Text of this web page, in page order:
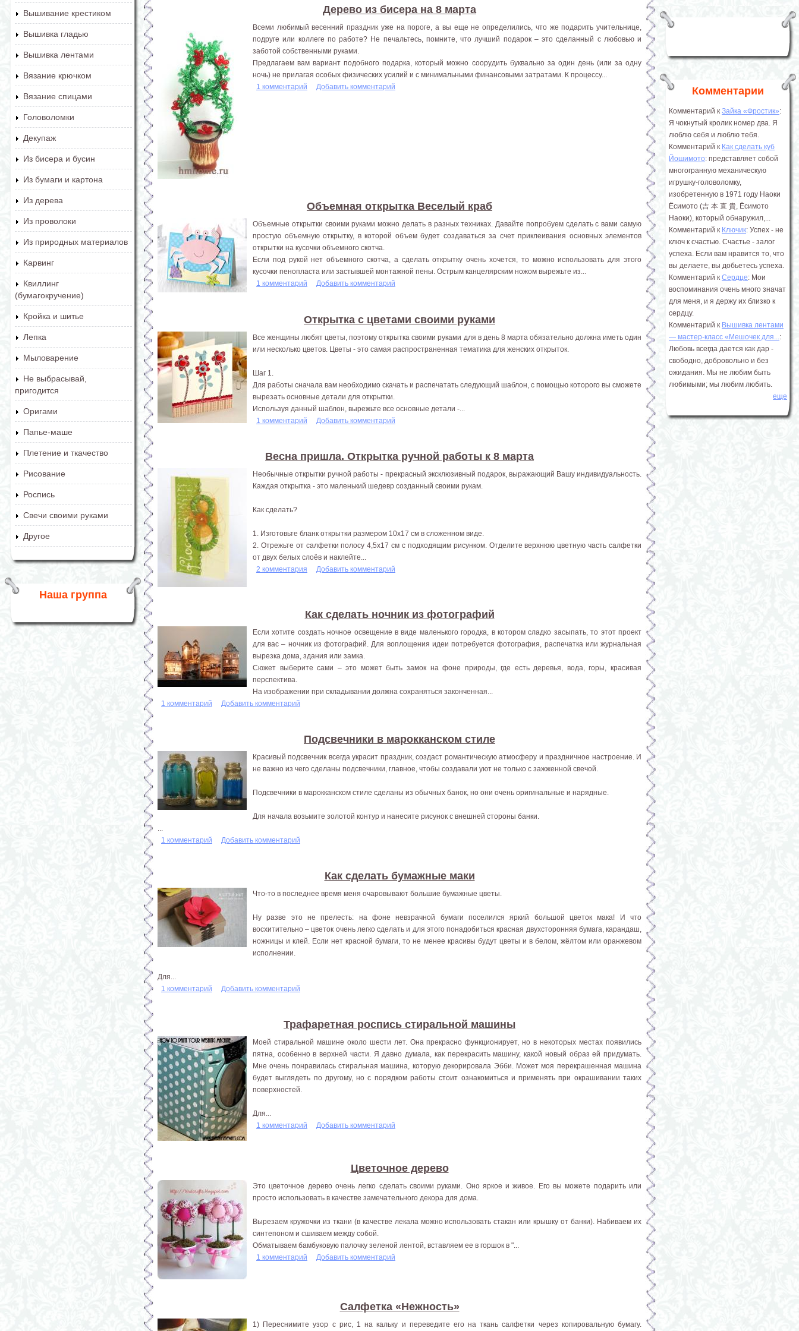
Вышивание крестиком
Вышивка гладью
Вышивка лентами
Вязание крючком
Вязание спицами
Головоломки
Декупаж
Из бисера и бусин
Из бумаги и картона
Из дерева
Из проволоки
Из природных материалов
Карвинг
Квиллинг
(бумагокручение)
Кройка и шитье
Лепка
Мыловарение
Не выбрасывай,
пригодится
Оригами
Папье-маше
Плетение и ткачество
Рисование
Роспись
Свечи своими руками
Другое
Наша группа
Дерево из бисера на 8 марта
Всеми любимый весенний праздник уже на пороге, а вы еще не определились, что же подарить учительнице,
подруге или коллеге по работе? Не печальтесь, помните, что лучший подарок – это сделанный с любовью и
заботой собственными руками.
Предлагаем вам вариант подобного подарка, который можно соорудить буквально за один день (или за одну
ночь) не прилагая особых физических усилий и с минимальными финансовыми затратами. К процессу...
1 комментарий
Добавить комментарий
Объемная открытка Веселый краб
Объемные открытки своими руками можно делать в разных техниках. Давайте попробуем сделать с вами самую
простую объемную открытку, в которой объем будет создаваться за счет приклеивания основных элементов
открытки на кусочки объемного скотча.
Если под рукой нет объемного скотча, а сделать открытку очень хочется, то можно использовать для этого
кусочки пенопласта или застывшей монтажной пены. Острым канцелярским ножом вырежьте из...
1 комментарий
Добавить комментарий
Открытка с цветами своими руками
Все женщины любят цветы, поэтому открытка своими руками для в день 8 марта обязательно должна иметь один
или несколько цветов. Цветы - это самая распространенная тематика для женских открыток.
Шаг 1.
Для работы сначала вам необходимо скачать и распечатать следующий шаблон, с помощью которого вы сможете
вырезать основные детали для открытки.
Используя данный шаблон, вырежьте все основные детали -...
1 комментарий
Добавить комментарий
Весна пришла. Открытка ручной работы к 8 марта
Необычные открытки ручной работы - прекрасный эксклюзивный подарок, выражающий Вашу индивидуальность.
Каждая открытка - это маленький шедевр созданный своими рукам.
Как сделать?
1. Изготовьте бланк открытки размером 10x17 см в сложенном виде.
2. Отрежьте от салфетки полосу 4,5x17 см с подходящим рисунком. Отделите верхнюю цветную часть салфетки
от двух белых слоёв и наклейте...
2 комментария
Добавить комментарий
Как сделать ночник из фотографий
Если хотите создать ночное освещение в виде маленького городка, в котором сладко засыпать, то этот проект
для вас – ночник из фотографий. Для воплощения идеи потребуется фотография, распечатка или журнальная
вырезка дома, здания или замка.
Сюжет выберите сами – это может быть замок на фоне природы, где есть деревья, вода, горы, красивая
перспектива.
На изображении при складывании должна сохраняться законченная...
1 комментарий
Добавить комментарий
Подсвечники в марокканском стиле
Красивый подсвечник всегда украсит праздник, создаст романтическую атмосферу и праздничное настроение. И
не важно из чего сделаны подсвечники, главное, чтобы создавали уют не только с зажженной свечой.
Подсвечники в марокканском стиле сделаны из обычных банок, но они очень оригинальные и нарядные.
Для начала возьмите золотой контур и нанесите рисунок с внешней стороны банки.
1 комментарий
Добавить комментарий
Как сделать бумажные маки
Что-то в последнее время меня очаровывают большие бумажные цветы.
Ну разве это не прелесть: на фоне невзрачной бумаги поселился яркий большой цветок мака! И что
восхитительно – цветок очень легко сделать и для этого понадобиться красная двухсторонняя бумага, карандаш,
ножницы и клей. Если нет красной бумаги, то не менее красивы будут цветы и в белом, жёлтом или оранжевом
исполнении.
Для...
1 комментарий
Добавить комментарий
Трафаретная роспись стиральной машины
Моей стиральной машине около шести лет. Она прекрасно функционирует, но в некоторых местах появились
пятна, особенно в верхней части. Я давно думала, как перекрасить машину, какой новый образ ей придумать.
Мне очень понравилась стиральная машина, которую декорировала Эбби. Может моя перекрашенная машина
будет выглядеть по другому, но с порядком работы стоит ознакомиться и применять при окрашивании таких
поверхностей.
Для...
1 комментарий
Добавить комментарий
Цветочное дерево
Это цветочное дерево очень легко сделать своими руками. Оно яркое и живое. Его вы можете подарить или
просто использовать в качестве замечательного декора для дома.
Вырезаем кружочки из ткани (в качестве лекала можно использовать стакан или крышку от банки). Набиваем их
синтепоном и сшиваем между собой.
Обматываем бамбуковую палочку зеленой лентой, вставляем ее в горшок в "...
1 комментарий
Добавить комментарий
Салфетка «Нежность»
1) Переснимите узор с рис, 1 на кальку и переведите его на ткань салфетки через копировальную бумагу.
Комментарии
Комментарий к Зайка «Фростик»:
Я чокнутый кролик номер два. Я
люблю себя и люблю тебя.
Комментарий к Как сделать куб
Йошимото: представляет собой
многогранную механическую
игрушку-головоломку,
изобретенную в 1971 году Наоки
Ёсимото (吉 本 直 貴, Ёсимото
Наоки), который обнаружил,...
Комментарий к Ключик: Успех - не
ключ к счастью. Счастье - залог
успеха. Если вам нравится то, что
вы делаете, вы добьетесь успеха.
Комментарий к Сердце: Мои
воспоминания очень много значат
для меня, и я держу их близко к
сердцу.
Комментарий к Вышивка лентами
― мастер-класс «Мешочек для...:
Любовь всегда дается как дар -
свободно, добровольно и без
ожидания. Мы не любим быть
любимыми; мы любим любить.
еще